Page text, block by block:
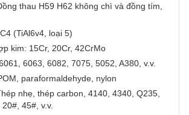
thau H59 H62 không chì và đồng tím,
(TiAl6v4, loại 5)
kim: 15Cr, 20Cr, 42CrMo
6063, 6082, 7075, 5052, A380, v.v.
paraformaldehyde, nylon
nhẹ, thép carbon, 4140, 4340, Q235,
45#, v.v.